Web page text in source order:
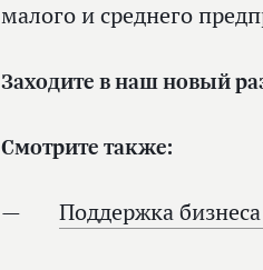
малого и среднего
Заходите в наш новый
Смотрите также:
Поддержка